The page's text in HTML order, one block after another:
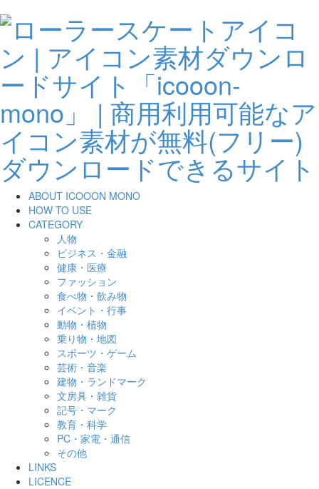
ABOUT ICOOON MONO
HOW TO USE
CATEGORY
人物
ビジネス・金融
健康・医療
ファッション
食べ物・飲み物
イベント・行事
動物・植物
乗り物・地図
スポーツ・ゲーム
芸術・音楽
建物・ランドマーク
文房具・雑貨
記号・マーク
教育・科学
PC・家電・通信
その他
LINKS
LICENCE